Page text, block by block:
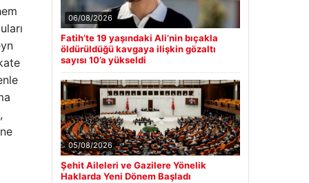
06/08/2026
Fatih’te 19 yaşındaki Ali’nin bıçakla
öldürüldüğü kavgaya ilişkin gözaltı
sayısı 10’a yükseldi
05/08/2026
Şehit Aileleri ve Gazilere Yönelik
Haklarda Yeni Dönem Başladı